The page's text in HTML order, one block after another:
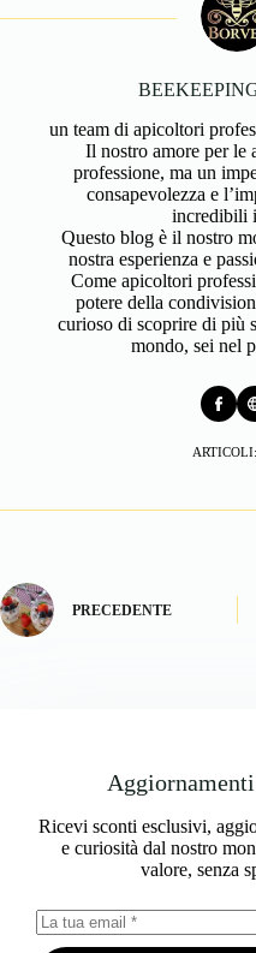
un team di apicoltori
Il nostro amore per le
professione, ma un
consapevolezza e
incredibili
Questo blog è il nostro
nostra esperienza e
Come apicoltori
potere della
curioso di scoprire di più
mondo, sei nel
PRECEDENTE
Ricevi sconti esclusivi,
e curiosità dal nostro
valore, senza